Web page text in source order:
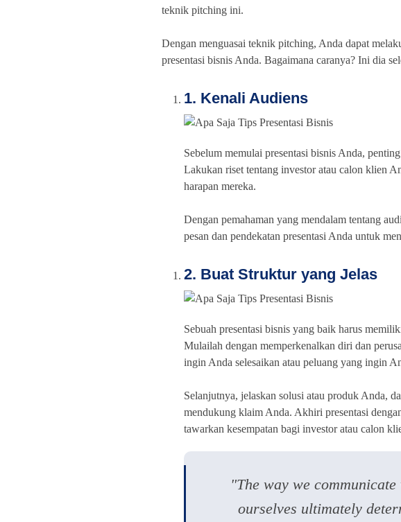
teknik pitching ini.
Dengan menguasai teknik pitching, Anda dapat
presentasi bisnis Anda. Bagaimana caranya? Ini dia
1. Kenali Audiens
Sebelum memulai presentasi bisnis Anda,
Lakukan riset tentang investor atau calon klien
harapan mereka.
Dengan pemahaman yang mendalam tentang
pesan dan pendekatan presentasi Anda untuk
2. Buat Struktur yang Jelas
Sebuah presentasi bisnis yang baik harus
Mulailah dengan memperkenalkan diri dan
ingin Anda selesaikan atau peluang yang ingin
Selanjutnya, jelaskan solusi atau produk Anda,
mendukung klaim Anda. Akhiri presentasi
tawarkan kesempatan bagi investor atau calon
"The way we
ourselves ultimately